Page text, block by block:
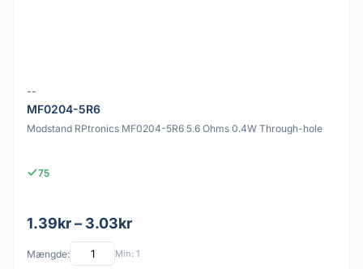
--
MF0204-5R6
Modstand RPtronics MF0204-5R6 5.6 Ohms 0.4W Through-hole
75
1.39kr – 3.03kr
Mængde: Min: 1